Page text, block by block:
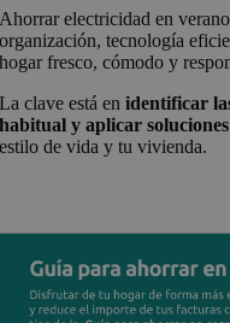
Ahorrar electricidad en
organización, tecnología
hogar fresco, cómodo y
La clave está enidentificar
habitual y aplicar
estilo de vida y tu vivienda.